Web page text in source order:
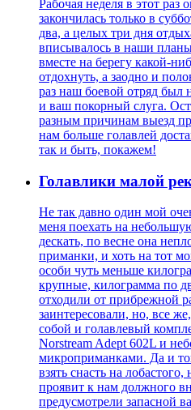
Рабочая неделя в этот раз
закончилась только в
два, а целых три дня
вписывалось в наши планы
вместе на берегу какой-
отдохнуть, а заодно и
раз наш боевой отряд был
и ваш покорный слуга.
разным причинам выезд
нам больше голавлей
так и быть, покажем!
Голавлики малой
Не так давно один мой
меня поехать на
дескать, по весне она
приманки, и хоть на тот
особи чуть меньше
крупные, килограмма по
отходили от прибрежной
заинтересовали, но, все
собой и голавлевый
Norstream Adept 602L и
микроприманками. Да и
взять снасть на
проявит к нам должного
предусмотрели запасной